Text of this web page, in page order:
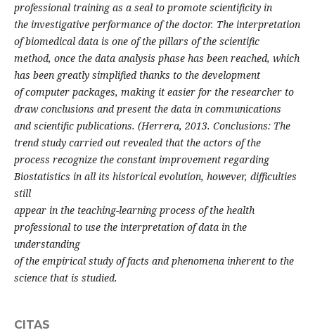
professional training as a seal to promote scientificity in
the investigative performance of the doctor. The interpretation
of biomedical data is one of the pillars of the scientific
method, once the data analysis phase has been reached, which
has been greatly simplified thanks to the development
of computer packages, making it easier for the researcher to
draw conclusions and present the data in communications
and scientific publications. (Herrera, 2013. Conclusions: The
trend study carried out revealed that the actors of the
process recognize the constant improvement regarding
Biostatistics in all its historical evolution, however, difficulties
still
appear in the teaching-learning process of the health
professional to use the interpretation of data in the
understanding
of the empirical study of facts and phenomena inherent to the
science that is studied.
CITAS